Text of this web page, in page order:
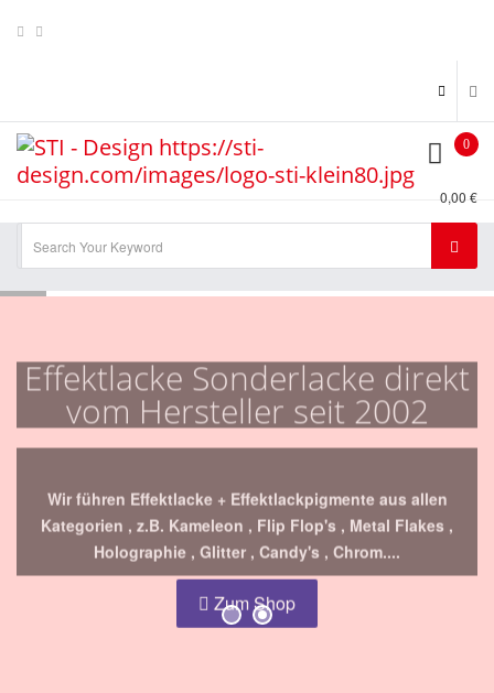
0
0,00 €
Effektlacke Sonderlacke direkt
vom Hersteller seit 2002
Holographie , Glitter , Candy's , Chrom....
Zum Shop